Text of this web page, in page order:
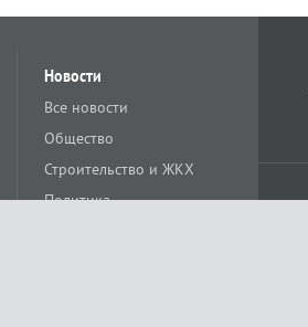
Новости
Все новости
Общество
Строительство и ЖКХ
Политика